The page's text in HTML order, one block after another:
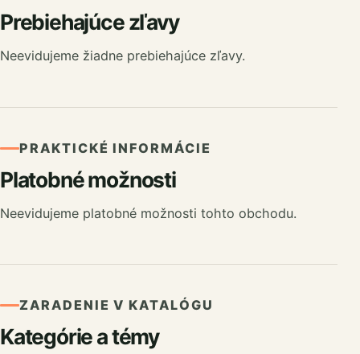
Prebiehajúce zľavy
Neevidujeme žiadne prebiehajúce zľavy.
PRAKTICKÉ INFORMÁCIE
Platobné možnosti
Neevidujeme platobné možnosti tohto obchodu.
ZARADENIE V KATALÓGU
Kategórie a témy